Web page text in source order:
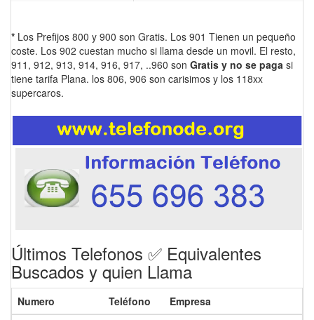
* Los Prefijos 800 y 900 son Gratis. Los 901 Tienen un pequeño
coste. Los 902 cuestan mucho si llama desde un movil. El resto,
911, 912, 913, 914, 916, 917, ..960 son Gratis y no se paga si
tiene tarifa Plana. los 806, 906 son carisimos y los 118xx
supercaros.
Últimos Telefonos ✅ Equivalentes
Buscados y quien Llama
Numero Teléfono
Empresa